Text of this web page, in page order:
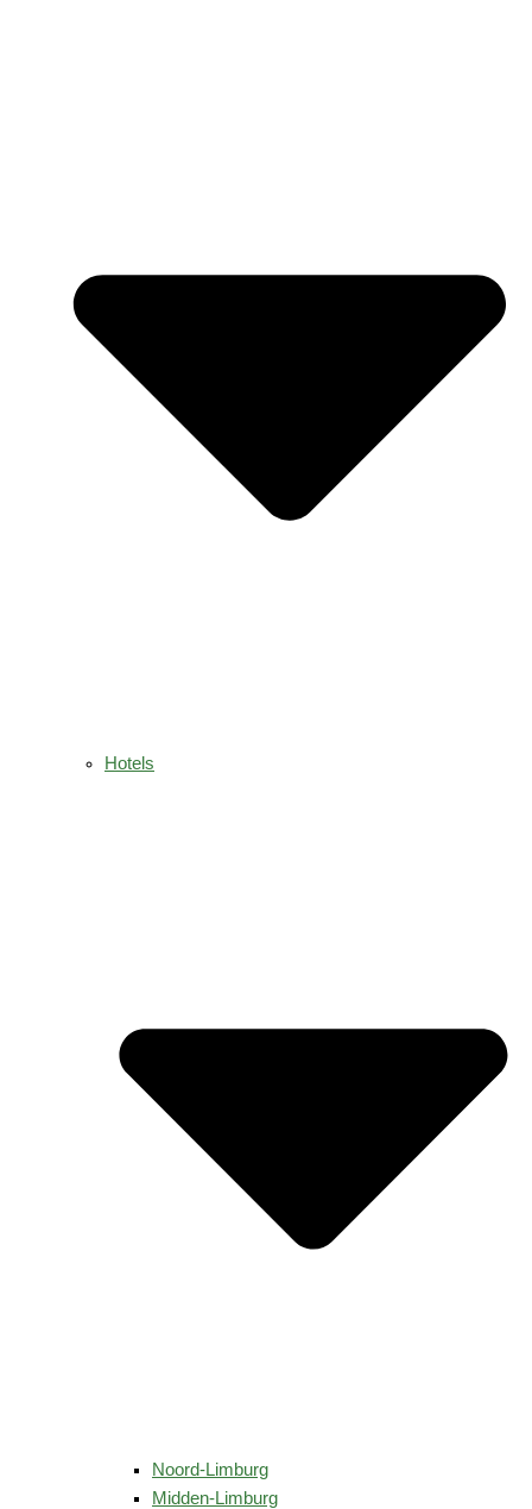
Hotels
Noord-Limburg
Midden-Limburg